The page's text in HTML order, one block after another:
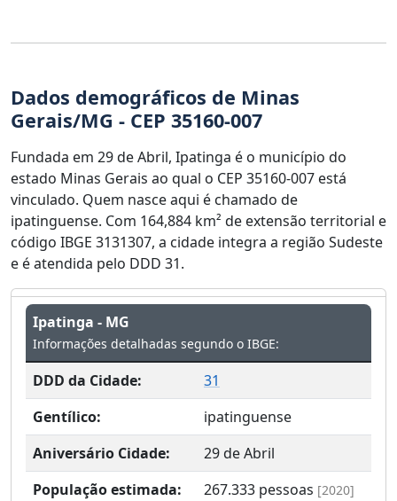
Dados demográficos de Minas
Gerais/MG - CEP 35160-007
Fundada em 29 de Abril, Ipatinga é o município do
estado Minas Gerais ao qual o CEP 35160-007 está
vinculado. Quem nasce aqui é chamado de
ipatinguense. Com 164,884 km² de extensão territorial e
código IBGE 3131307, a cidade integra a região Sudeste
e é atendida pelo DDD 31.
Ipatinga - MG
Informações detalhadas segundo o IBGE:
DDD da Cidade:
31
Gentílico:
ipatinguense
Aniversário Cidade:
29 de Abril
População estimada:
267.333 pessoas [2020]